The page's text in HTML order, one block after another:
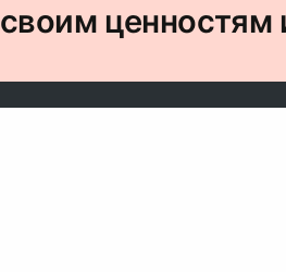
своим ценностям